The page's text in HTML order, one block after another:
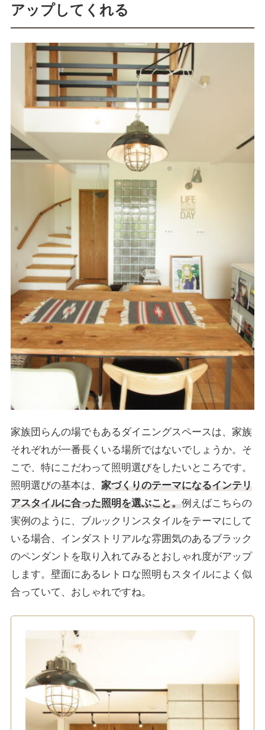
アップしてくれる
家族団らんの場でもあるダイニングスペースは、家族
それぞれが一番長くいる場所ではないでしょうか。そ
こで、特にこだわって照明選びをしたいところです。
照明選びの基本は、 家づくりのテーマになるインテリ
アスタイルに合った照明を選ぶこと。例えばこちらの
実例のように、ブルックリンスタイルをテーマにして
いる場合、インダストリアルな雰囲気のあるブラック
のペンダントを取り入れてみるとおしゃれ度がアップ
します。壁面にあるレトロな照明もスタイルによく似
合っていて、おしゃれですね。